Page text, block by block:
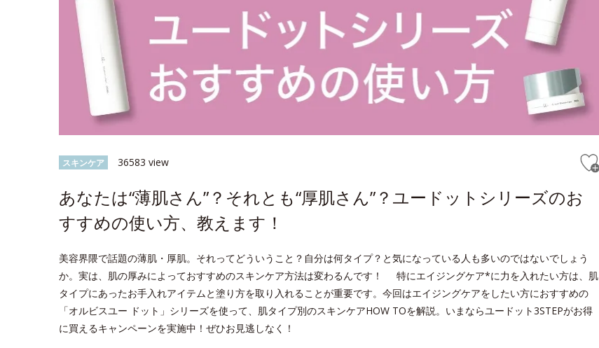
スキンケア 36583 view
あなたは“薄肌さん”？それとも“厚肌さん”？ユードットシリーズのお
すすめの使い方、教えます！
美容界隈で話題の薄肌・厚肌。それってどういうこと？自分は何タイプ？と気になっている人も多いのではないでしょう
か。実は、肌の厚みによっておすすめのスキンケア方法は変わるんです！ 特にエイジングケア*に力を入れたい方は、肌
タイプにあったお手入れアイテムと塗り方を取り入れることが重要です。今回はエイジングケアをしたい方におすすめの
「オルビスユー ドット」シリーズを使って、肌タイプ別のスキンケアHOW TOを解説。いまならユードット3STEPがお得
に買えるキャンペーンを実施中！ぜひお見逃しなく！